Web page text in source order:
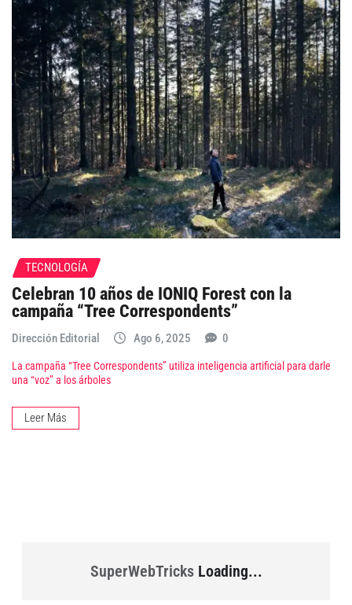
TECNOLOGÍA
Celebran 10 años de IONIQ Forest con la
campaña “Tree Correspondents”
Dirección Editorial Ago 6, 2025 0
La campaña “Tree Correspondents” utiliza inteligencia artificial para darle
una “voz” a los árboles
Leer Más
SuperWebTricksLoading...